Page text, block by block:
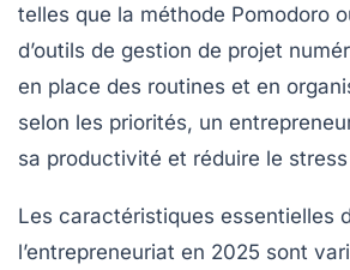
telles que la méthode Pomodoro
d’outils de gestion de projet
en place des routines et en
selon les priorités, un
sa productivité et réduire le
Les caractéristiques essentielles
l’entrepreneuriat en 2025 sont